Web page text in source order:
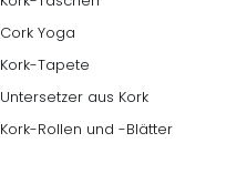
Cork Yoga
Kork-Tapete
Untersetzer aus Kork
Kork-Rollen und -Blätter